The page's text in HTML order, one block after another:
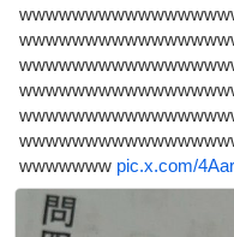
wwwwwww pic.x.com/